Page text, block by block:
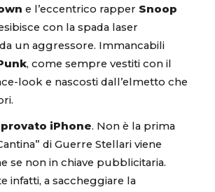
e l’eccentrico rapper Snoop
con la spada laser
un aggressore. Immancabili
, come sempre vestiti con il
look e nascosti dall’elmetto che
provato iPhone. Non è la prima
di Guerre Stellari viene
se non in chiave pubblicitaria.
infatti, a saccheggiare la